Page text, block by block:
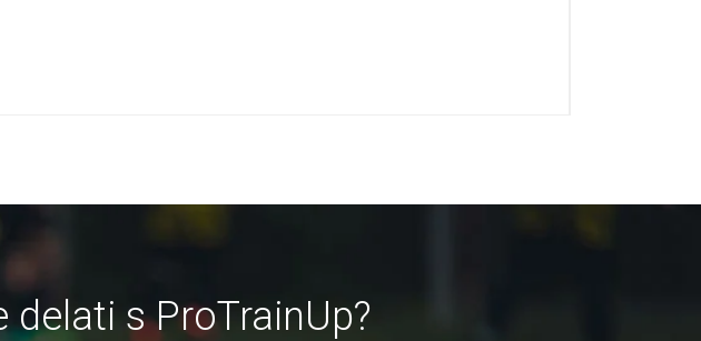
s ProTrainUp?